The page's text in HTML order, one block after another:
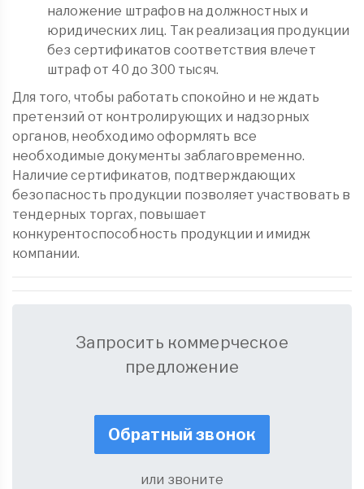
наложение штрафов на должностных и
юридических лиц. Так реализация продукции
без сертификатов соответствия влечет
штраф от 40 до 300 тысяч.
Для того, чтобы работать спокойно и не ждать
претензий от контролирующих и надзорных
органов, необходимо оформлять все
необходимые документы заблаговременно.
Наличие сертификатов, подтверждающих
безопасность продукции позволяет участвовать в
тендерных торгах, повышает
конкурентоспособность продукции и имидж
компании.
Запросить коммерческое
предложение
Обратный звонок
или звоните